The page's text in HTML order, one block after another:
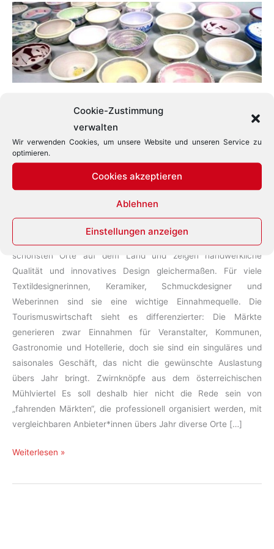
Cookie-Zustimmung
verwalten
Wir verwenden Cookies, um unsere Website und unseren Service zu
optimieren.
Cookies akzeptieren
Ablehnen
Einstellungen anzeigen
Kunsthandwerk für
Kulturtourismus
Januar 2, 2017/Glas,Handwerk,Keramik,Kultururlaub,
Museum,Schmuck,
Wollverarbeitung
Ist Kunsthandwerk ein Faktor im Tourismus? Aber sicher! Mit
dem Frühling beginnt die Saison der Kunsthandwerkermärkte,
und sie boomen! Sie bringen Einheimische und Gäste an unsere
schönsten Orte auf dem Land und zeigen handwerkliche
Qualität und innovatives Design gleichermaßen. Für viele
Textildesignerinnen, Keramiker, Schmuckdesigner und
Weberinnen sind sie eine wichtige Einnahmequelle. Die
Tourismuswirtschaft sieht es differenzierter: Die Märkte
generieren zwar Einnahmen für Veranstalter, Kommunen,
Gastronomie und Hotellerie, doch sie sind ein singuläres und
saisonales Geschäft, das nicht die gewünschte Auslastung
übers Jahr bringt. Zwirnknöpfe aus dem österreichischen
Mühlviertel Es soll deshalb hier nicht die Rede sein von
„fahrenden Märkten“, die professionell organisiert werden, mit
vergleichbaren Anbieter*innen übers Jahr diverse Orte […]
Kunsthandwerk
Kulturtourismus
Weiterlesen »